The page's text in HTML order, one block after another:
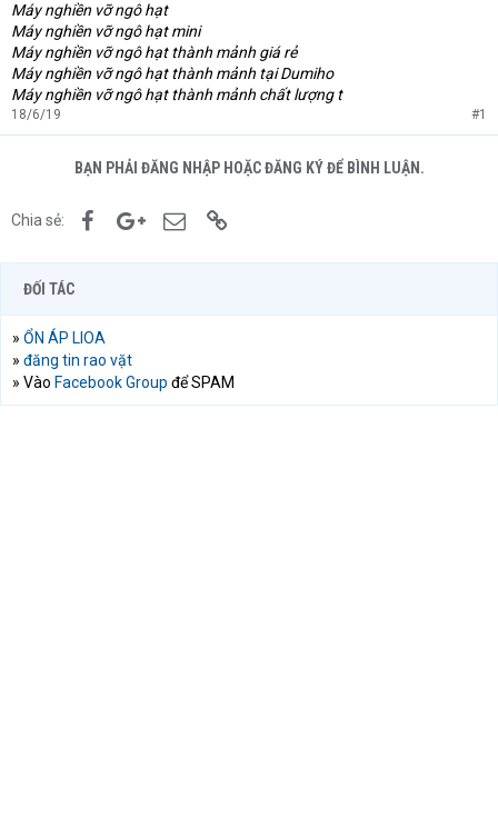
Máy nghiền vỡ ngô hạt
Máy nghiền vỡ ngô hạt mini
Máy nghiền vỡ ngô hạt thành mảnh giá rẻ
Máy nghiền vỡ ngô hạt thành mảnh tại Dumiho
Máy nghiền vỡ ngô hạt thành mảnh chất lượng t
18/6/19 #1
BẠN PHẢI ĐĂNG NHẬP HOẶC ĐĂNG KÝ ĐỂ BÌNH LUẬN.
Chia sẻ: FacebookGoogle+Email
ĐỐI TÁC
» ỔN ÁP LIOA
» đăng tin rao vặt
» Vào Facebook Group để SPAM